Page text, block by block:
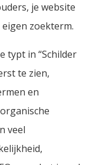
je website
zoekterm.
typt in “Schilder
te zien,
en
veel